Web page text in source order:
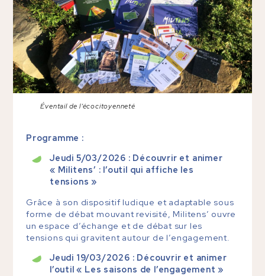
Éventail de l’écocitoyenneté
Programme :
Jeudi 5/03/2026 : Découvrir et animer
« Militens’ : l’outil qui affiche les
tensions »
Grâce à son dispositif ludique et adaptable sous
forme de débat mouvant revisité, Militens’ ouvre
un espace d’échange et de débat sur les
tensions qui gravitent autour de l’engagement.
Jeudi 19/03/2026 : Découvrir et animer
l’outil « Les saisons de l’engagement »